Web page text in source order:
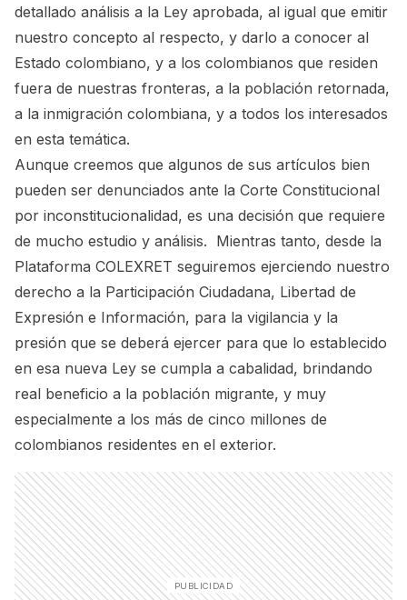
detallado análisis a la Ley aprobada, al igual que emitir
nuestro concepto al respecto, y darlo a conocer al
Estado colombiano, y a los colombianos que residen
fuera de nuestras fronteras, a la población retornada,
a la inmigración colombiana, y a todos los interesados
en esta temática.
Aunque creemos que algunos de sus artículos bien
pueden ser denunciados ante la Corte Constitucional
por inconstitucionalidad, es una decisión que requiere
de mucho estudio y análisis. Mientras tanto, desde la
Plataforma COLEXRET seguiremos ejerciendo nuestro
derecho a la Participación Ciudadana, Libertad de
Expresión e Información, para la vigilancia y la
presión que se deberá ejercer para que lo establecido
en esa nueva Ley se cumpla a cabalidad, brindando
real beneficio a la población migrante, y muy
especialmente a los más de cinco millones de
colombianos residentes en el exterior.